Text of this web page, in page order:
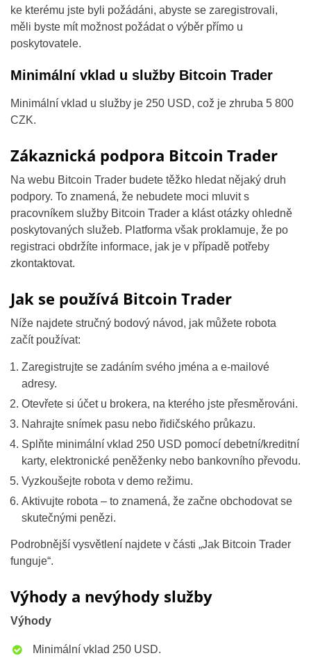
ke kterému jste byli požádáni, abyste se zaregistrovali,
měli byste mít možnost požádat o výběr přímo u
poskytovatele.
Minimální vklad u služby Bitcoin Trader
Minimální vklad u služby je 250 USD, což je zhruba 5 800
CZK.
Zákaznická podpora Bitcoin Trader
Na webu Bitcoin Trader budete těžko hledat nějaký druh
podpory. To znamená, že nebudete moci mluvit s
pracovníkem služby Bitcoin Trader a klást otázky ohledně
poskytovaných služeb. Platforma však proklamuje, že po
registraci obdržíte informace, jak je v případě potřeby
zkontaktovat.
Jak se používá Bitcoin Trader
Níže najdete stručný bodový návod, jak můžete robota
začít používat:
Zaregistrujte se zadáním svého jména a e-mailové
adresy.
Otevřete si účet u brokera, na kterého jste přesměrováni.
Nahrajte snímek pasu nebo řidičského průkazu.
Splňte minimální vklad 250 USD pomocí debetní/kreditní
karty, elektronické peněženky nebo bankovního převodu.
Vyzkoušejte robota v demo režimu.
Aktivujte robota – to znamená, že začne obchodovat se
skutečnými penězi.
Podrobnější vysvětlení najdete v části „Jak Bitcoin Trader
funguje“.
Výhody a nevýhody služby
Výhody
Minimální vklad 250 USD.